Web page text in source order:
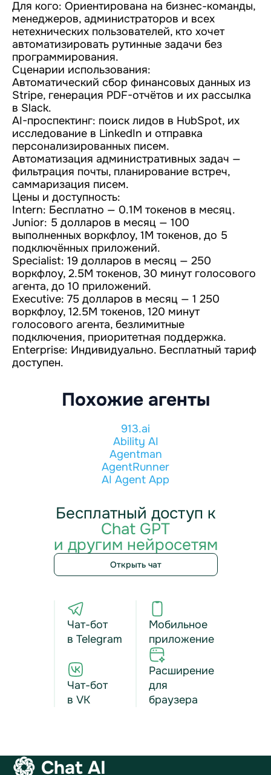
Для кого: Ориентирована на бизнес-команды,
менеджеров, администраторов и всех
нетехнических пользователей, кто хочет
автоматизировать рутинные задачи без
программирования.
Сценарии использования:
Автоматический сбор финансовых данных из
Stripe, генерация PDF-отчётов и их рассылка
в Slack.
AI-проспектинг: поиск лидов в HubSpot, их
исследование в LinkedIn и отправка
персонализированных писем.
Автоматизация административных задач —
фильтрация почты, планирование встреч,
саммаризация писем.
Цены и доступность:
Intern: Бесплатно — 0.1M токенов в месяц.
Junior: 5 долларов в месяц — 100
выполненных воркфлоу, 1M токенов, до 5
подключённых приложений.
Specialist: 19 долларов в месяц — 250
воркфлоу, 2.5M токенов, 30 минут голосового
агента, до 10 приложений.
Executive: 75 долларов в месяц — 1 250
воркфлоу, 12.5M токенов, 120 минут
голосового агента, безлимитные
подключения, приоритетная поддержка.
Enterprise: Индивидуально. Бесплатный тариф
доступен.
Похожие агенты
913.ai
Ability AI
Agentman
AgentRunner
AI Agent App
Бесплатный доступ к
Chat GPT
и другим нейросетям
Открыть чат
Чат-бот
в Telegram
Чат-бот
в VK
Мобильное
приложение
Расширение
для
браузера
Chat AI